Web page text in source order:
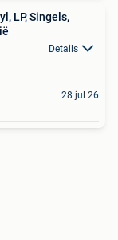
LP, Singels,
Details
28 jul 26